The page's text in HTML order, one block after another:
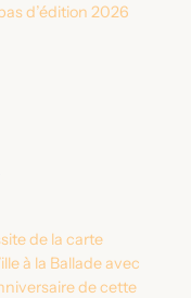
d’édition 2026
de la carte
à la Ballade avec
de cette